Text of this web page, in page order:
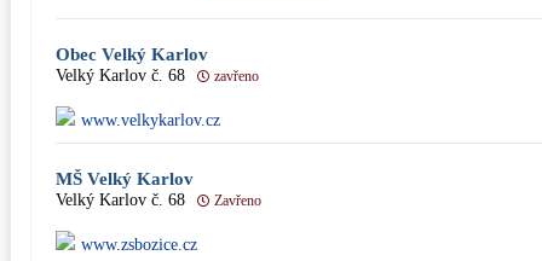
Obec Velký Karlov
Velký Karlov č. 68 zavřeno
www.velkykarlov.cz
MŠ Velký Karlov
Velký Karlov č. 68 Zavřeno
www.zsbozice.cz